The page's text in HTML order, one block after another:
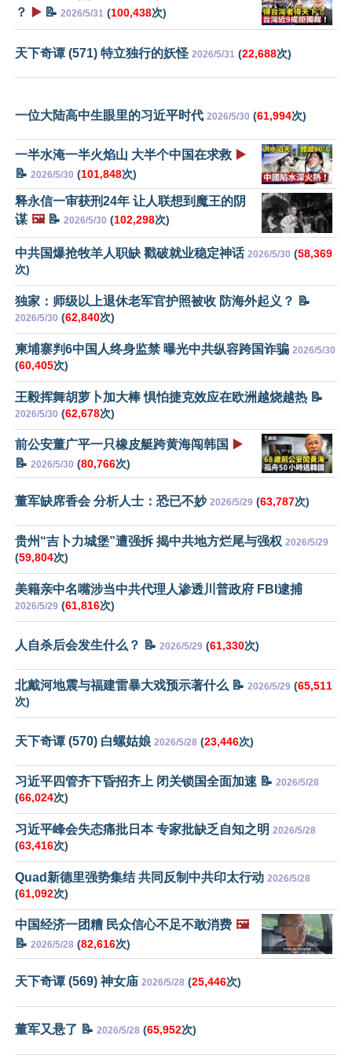
？
▶️ 📝 2026/5/31 (100,438次)
天下奇谭 (571) 特立独行的妖怪 2026/5/31 (22,688次)
一位大陆高中生眼里的习近平时代 2026/5/30 (61,994次)
一半水淹一半火焰山 大半个中国在求救 ▶️
📝 2026/5/30 (101,848次)
释永信一审获刑24年 让人联想到魔王的阴
谋 🖼️📝 2026/5/30 (102,298次)
中共国爆抢牧羊人职缺 戳破就业稳定神话 2026/5/30 (58,369
次)
独家：师级以上退休老军官护照被收 防海外起义？ 📝
2026/5/30 (62,840次)
柬埔寨判6中国人终身监禁 曝光中共纵容跨国诈骗 2026/5/30
(60,405次)
王毅挥舞胡萝卜加大棒 惧怕捷克效应在欧洲越烧越热 📝
2026/5/30 (62,678次)
前公安董广平一只橡皮艇跨黄海闯韩国 ▶️
📝 2026/5/30 (80,766次)
董军缺席香会 分析人士：恐已不妙 2026/5/29 (63,787次)
贵州“吉卜力城堡”遭强拆 揭中共地方烂尾与强权 2026/5/29
(59,804次)
美籍亲中名嘴涉当中共代理人渗透川普政府 FBI逮捕
2026/5/29 (61,816次)
人自杀后会发生什么？ 📝 2026/5/29 (61,330次)
北戴河地震与福建雷暴大戏预示著什么 📝 2026/5/29 (65,511
次)
天下奇谭 (570) 白螺姑娘 2026/5/28 (23,446次)
习近平四管齐下昏招齐上 闭关锁国全面加速 📝 2026/5/28
(66,024次)
习近平峰会失态痛批日本 专家批缺乏自知之明 2026/5/28
(63,416次)
Quad新德里强势集结 共同反制中共印太行动 2026/5/28
(61,092次)
中国经济一团糟 民众信心不足不敢消费 🖼️
📝 2026/5/28 (82,616次)
天下奇谭 (569) 神女庙 2026/5/28 (25,446次)
董军又悬了 📝 2026/5/28 (65,952次)